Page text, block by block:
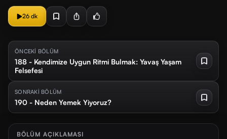
26 dk
ÖNCEKİ BÖLÜM
188 - Kendimize Uygun Ritmi Bulmak: Yavaş Yaşam
Felsefesi
SONRAKİ BÖLÜM
190 - Neden Yemek Yiyoruz?
BÖLÜM AÇIKLAMASI